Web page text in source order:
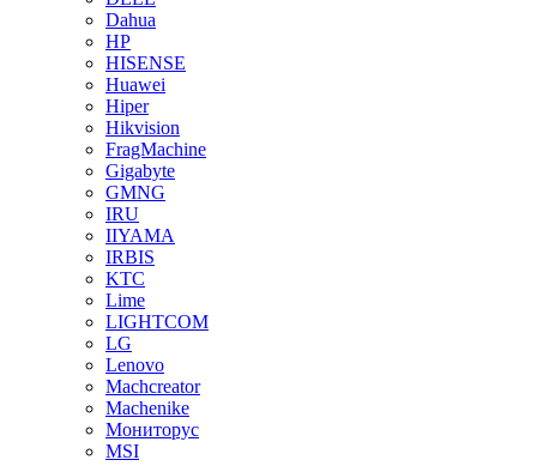
Dahua
HP
HISENSE
Huawei
Hiper
Hikvision
FragMachine
Gigabyte
GMNG
IRU
IIYAMA
IRBIS
KTC
Lime
LIGHTCOM
LG
Lenovo
Machcreator
Machenike
Мониторус
MSI